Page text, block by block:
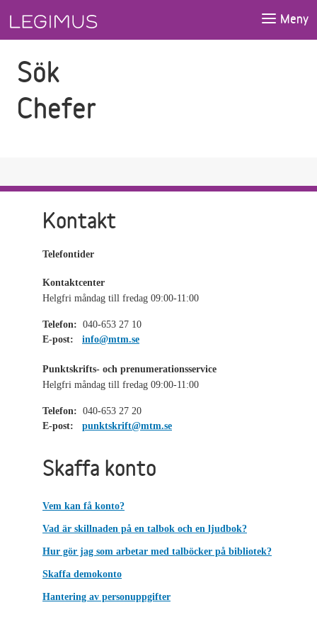
Meny
Sök
Chefer
Kontakt
Telefontider
Kontaktcenter
Helgfri måndag till fredag 09:00-11:00
Telefon: 040-653 27 10
E-post:
info@mtm.se
Punktskrifts- och prenumerationsservice
Helgfri måndag till fredag 09:00-11:00
Telefon: 040-653 27 20
E-post:
punktskrift@mtm.se
Skaffa konto
Vem kan få konto?
Vad är skillnaden på en talbok och en ljudbok?
Hur gör jag som arbetar med talböcker på bibliotek?
Skaffa demokonto
Hantering av personuppgifter